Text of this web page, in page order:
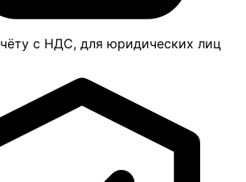
с НДС, для юридических лиц